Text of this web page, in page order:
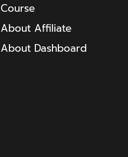
Course
About Affiliate
About Dashboard